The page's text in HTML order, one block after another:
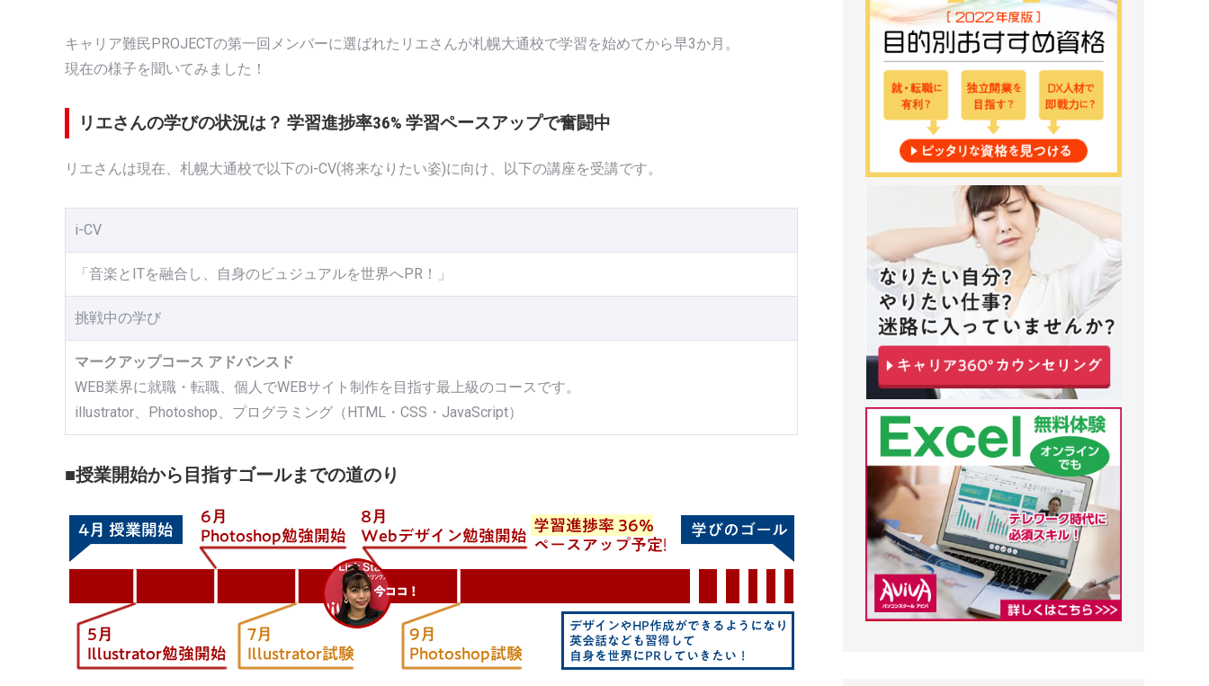
キャリア難民PROJECTの第一回メンバーに選ばれたリエさんが札幌大通校で学習を始めてから早3か月。
現在の様子を聞いてみました！
リエさんの学びの状況は？ 学習進捗率36% 学習ペースアップで奮闘中
リエさんは現在、札幌大通校で以下のi-CV(将来なりたい姿)に向け、以下の講座を受講です。
i-CV
「音楽とITを融合し、自身のビュジュアルを世界へPR！」
挑戦中の学び
マークアップコース アドバンスド
WEB業界に就職・転職、個人でWEBサイト制作を目指す最上級のコースです。
illustrator、Photoshop、プログラミング（HTML・CSS・JavaScript）
■授業開始から目指すゴールまでの道のり